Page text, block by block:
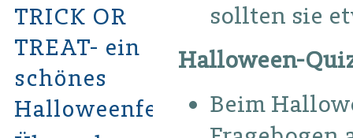
sollten sie
Halloween-
Beim
TRICK OR
TREAT- ein
schönes
Halloweenfest